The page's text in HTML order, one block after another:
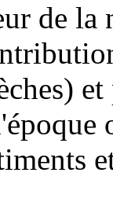
de